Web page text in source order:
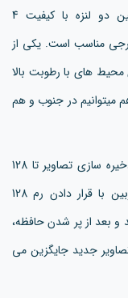
یک دوربین دو لنزه با کیفیت 4
مناسب است. یکی از
های با رطوبت بالا
میتوانیم در جنوب و هم
این دوربین قابلیت پشتیبانی از کارت حافظه و ذخیره سازی تصاویر تا 128
گیگابایت بر روی کارت حافظه را دارد. این دوربین با قرار دادن رم 128
نگهداری کند و بعد از پر شدن حافظه،
جدید جایگزین می